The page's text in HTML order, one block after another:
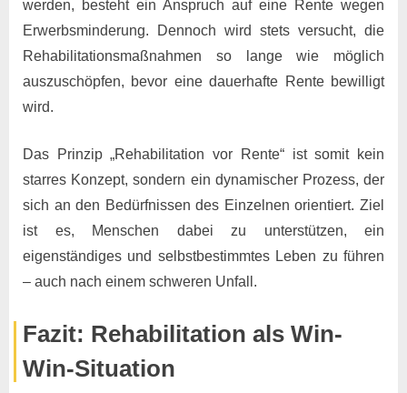
werden, besteht ein Anspruch auf eine Rente wegen
Erwerbsminderung. Dennoch wird stets versucht, die
Rehabilitationsmaßnahmen so lange wie möglich
auszuschöpfen, bevor eine dauerhafte Rente bewilligt
wird.
Das Prinzip „Rehabilitation vor Rente“ ist somit kein
starres Konzept, sondern ein dynamischer Prozess, der
sich an den Bedürfnissen des Einzelnen orientiert. Ziel
ist es, Menschen dabei zu unterstützen, ein
eigenständiges und selbstbestimmtes Leben zu führen
– auch nach einem schweren Unfall.
Fazit: Rehabilitation als Win-
Win-Situation